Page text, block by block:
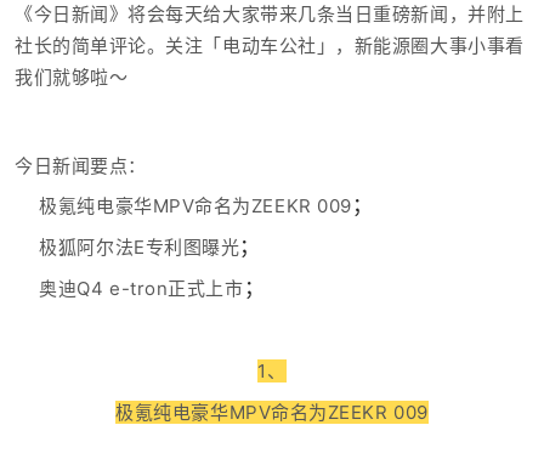
《今日新闻》将会每天给大家带来几条当日重磅新闻，并附上
社长的简单评论。 关注「电动车公社」，新能源圈大事小事看
我们就够啦～
今日新闻要点：
极氪纯电豪华MPV命名为ZEEKR 009 ；
极狐阿尔法E专利图曝光；
奥迪Q4 e-tron正式上市 ；
1 、
极氪纯电豪华MPV命名为ZEEKR 009